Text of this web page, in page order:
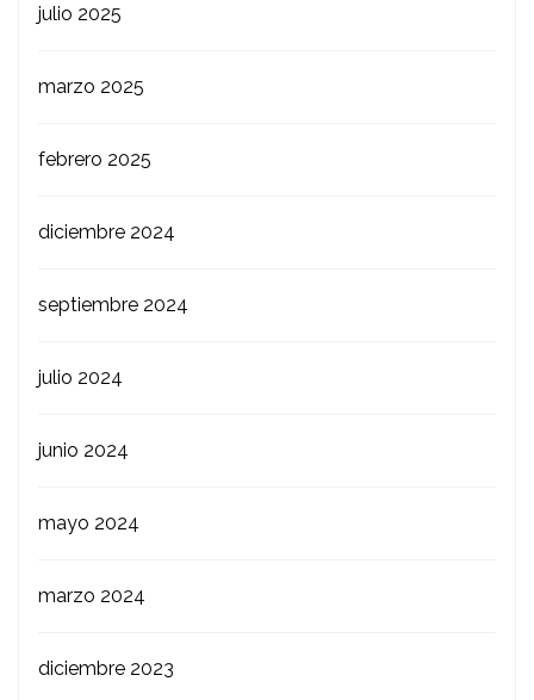
julio 2025
marzo 2025
febrero 2025
diciembre 2024
septiembre 2024
julio 2024
junio 2024
mayo 2024
marzo 2024
diciembre 2023